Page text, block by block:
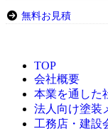
無料お見積
TOP
会社概要
本業を通した
法人向け塗装
工務店・建設